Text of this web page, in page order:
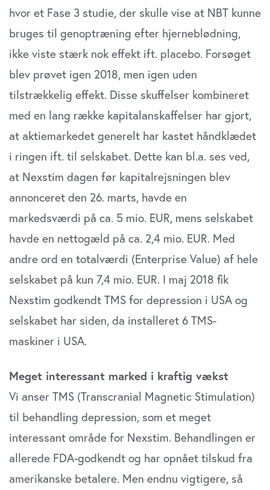
hvor et Fase 3 studie, der skulle vise at NBT kunne
bruges til genoptræning efter hjerneblødning,
ikke viste stærk nok effekt ift. placebo. Forsøget
blev prøvet igen 2018, men igen uden
tilstrækkelig effekt. Disse skuffelser kombineret
med en lang række kapitalanskaffelser har gjort,
at aktiemarkedet generelt har kastet håndklædet
i ringen ift. til selskabet. Dette kan bl.a. ses ved,
at Nexstim dagen før kapitalrejsningen blev
annonceret den 26. marts, havde en
markedsværdi på ca. 5 mio. EUR, mens selskabet
havde en nettogæld på ca. 2,4 mio. EUR. Med
andre ord en totalværdi (Enterprise Value) af hele
selskabet på kun 7,4 mio. EUR. I maj 2018 fik
Nexstim godkendt TMS for depression i USA og
selskabet har siden, da installeret 6 TMS-
maskiner i USA.
Meget interessant marked i kraftig vækst
Vi anser TMS (Transcranial Magnetic Stimulation)
til behandling depression, som et meget
interessant område for Nexstim. Behandlingen er
allerede FDA-godkendt og har opnået tilskud fra
amerikanske betalere. Men endnu vigtigere, så